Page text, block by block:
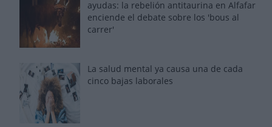
ayudas: la rebelión antitaurina en Alfafar
enciende el debate sobre los 'bous al
carrer'
La salud mental ya causa una de cada
cinco bajas laborales